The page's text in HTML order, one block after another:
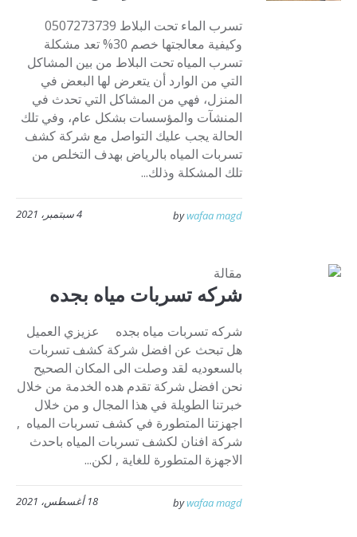
تسرب الماء تحت البلاط 0507273739
وكيفية معالجتها خصم 30% تعد مشكلة
تسرب المياه تحت البلاط من بين المشاكل
التي من الوارد أن يتعرض لها البعض في
المنزل، فهي من المشاكل التي تحدث في
المنشآت والمؤسسات بشكل عام، وفي تلك
الحالة يجب عليك التواصل مع شركة كشف
تسربات المياه بالرياض بهدف التخلص من
تلك المشكلة وذلك...
4 سبتمبر، 2021 bywafaa magd
مقالة
شركه تسربات مياه بجده
شركه تسربات مياه بجده عزيزي العميل
هل تبحث عن افضل شركة كشف تسربات
بالسعوديه لقد وصلت الى المكان الصحيح
نحن افضل شركة تقدم هده الخدمة من خلال
خبرتنا الطويلة في هذا المجال و من خلال
اجهزتنا المتطورة في كشف تسربات المياه ,
شركة افنان لكشف تسربات المياه باحدث
الاجهزة المتطورة للغاية , لكن...
18 أغسطس، 2021 bywafaa magd